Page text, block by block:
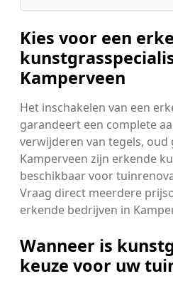
Kies voor een
Kamperveen
Het inschakelen van een
garandeert een complete
verwijderen van tegels,
Kamperveen zijn erkende
beschikbaar voor
Vraag direct meerdere
erkende bedrijven in
Wanneer is
keuze voor uw